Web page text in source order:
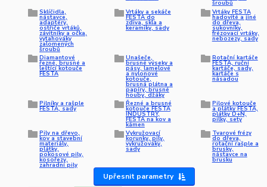
šroubů
Sklíčidla,
nástavce,
adaptéry,
ostřiče vrtáků,
závitníky a očka,
vytahováky
zalomených
šroubů
Vrtáky a sekáče
FESTA do
zdiva, skla a
keramiky, sady
Vrtáky FESTA
hadovité a jiné
do dřeva,
sukovníky,
frézovací vrtáky,
nebozezy, sady
Diamantové
řezné, brusné a
leštící kotouče
FESTA
Unašeče,
brusné výseky a
pásy, lamelové
a nylonové
kotouče,
brusná plátna a
papíry, brusné
houby, džáky
Rotační kartáče
FESTA, ruční
kartáče, sady,
kartáče s
násadou
Pilníky a rašple
FESTA, sady
Řezné a brusné
kotouče FESTA
INDUSTRY,
FESTA na kov a
kámen
Pilové kotouče
a plátky FESTA,
plátky D+N,
pilky, sety
Pily na dřevo,
kov a stavební
materiály,
plátky,
pokosové pily,
kosořezy,
zahradní pily
Vykružovací
korunky, pily,
vykružováky,
sady
Tvarové frézy
do dřeva,
rotační rašple a
brusky,
nástavce na
brusku
Upřesnit parametry